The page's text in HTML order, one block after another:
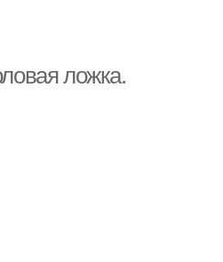
ложка.